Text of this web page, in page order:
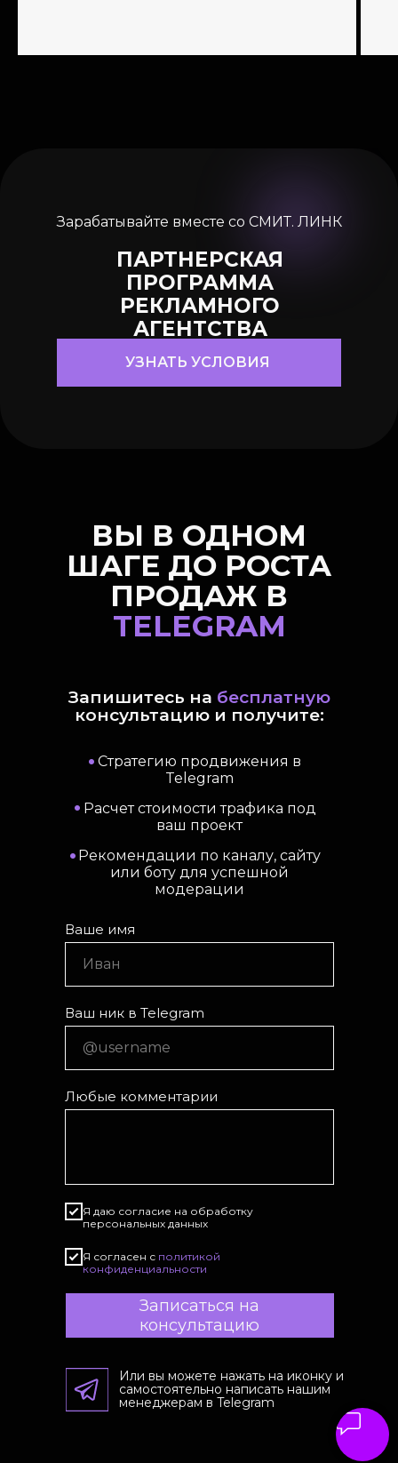
Зарабатывайте вместе со СМИТ. ЛИНК
ПАРТНЕРСКАЯ
ПРОГРАММА
РЕКЛАМНОГО
АГЕНТСТВА
УЗНАТЬ УСЛОВИЯ
ВЫ В ОДНОМ
ШАГЕ ДО РОСТА
ПРОДАЖ В
TELEGRAM
Ваше имя
Иван
Ваш ник в Telegram
@username
Любые комментарии
Я даю согласие на обработку
персональных данных
Я согласен с политикой
конфиденциальности
Записаться на
консультацию
Запишитесь на бесплатную
консультацию и получите:
Или вы можете нажать на иконку и
самостоятельно написать нашим
менеджерам в Telegram
Стратегию продвижения в
Telegram
•
•
• Рекомендации по каналу, сайту
или боту для успешной
модерации
Расчет стоимости трафика под
ваш проект